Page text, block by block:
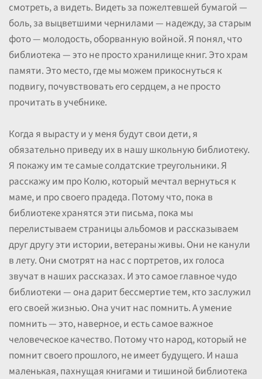
смотреть, а видеть. Видеть за пожелтевшей бумагой —
боль, за выцветшими чернилами — надежду, за старым
фото — молодость, оборванную войной. Я понял, что
библиотека — это не просто хранилище книг. Это храм
памяти. Это место, где мы можем прикоснуться к
подвигу, почувствовать его сердцем, а не просто
прочитать в учебнике.
Когда я вырасту и у меня будут свои дети, я
обязательно приведу их в нашу школьную библиотеку.
Я покажу им те самые солдатские треугольники. Я
расскажу им про Колю, который мечтал вернуться к
маме, и про своего прадеда. Потому что, пока в
библиотеке хранятся эти письма, пока мы
перелистываем страницы альбомов и рассказываем
друг другу эти истории, ветераны живы. Они не канули
в лету. Они смотрят на нас с портретов, их голоса
звучат в наших рассказах. И это самое главное чудо
библиотеки — она дарит бессмертие тем, кто заслужил
его своей жизнью. Она учит нас помнить. А умение
помнить — это, наверное, и есть самое важное
человеческое качество. Потому что народ, который не
помнит своего прошлого, не имеет будущего. И наша
маленькая, пахнущая книгами и тишиной библиотека